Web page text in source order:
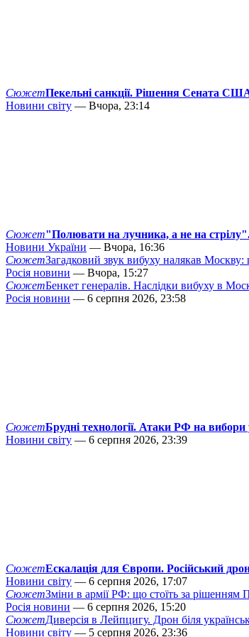
СюжетПекельні санкції. Рішення Сената
Новини світу — Вчора, 23:14
Сюжет"Полювати на лучника, а не на
Новини України — Вчора, 16:36
СюжетЗагадковий звук вибуху налякав Москву:
Росія новини — Вчора, 15:27
СюжетБенкет генералів. Наслідки вибуху в
Росія новини — 6 серпня 2026, 23:58
СюжетБрудні технології. Атаки РФ на вибори
Новини світу — 6 серпня 2026, 23:39
СюжетЕскалація для Європи. Російський
Новини світу — 6 серпня 2026, 17:07
СюжетЗміни в армії РФ: що стоїть за рішенням
Росія новини — 6 серпня 2026, 15:20
СюжетДиверсія в Лейпцигу. Дрон біля
Новини світу — 5 серпня 2026, 23:36